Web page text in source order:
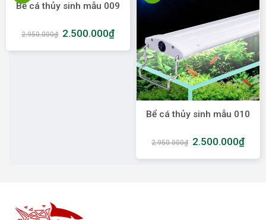
Bể cá thủy sinh mẫu 009
2.950.000₫ 2.500.000₫
Bể cá thủy sinh mẫu 010
2.950.000₫ 2.500.000₫